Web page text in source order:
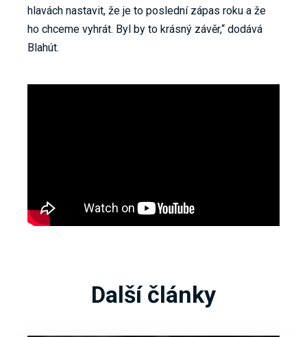
hlavách nastavit, že je to poslední zápas roku a že
ho chceme vyhrát. Byl by to krásný závěr,“ dodává
Blahút.
Další články